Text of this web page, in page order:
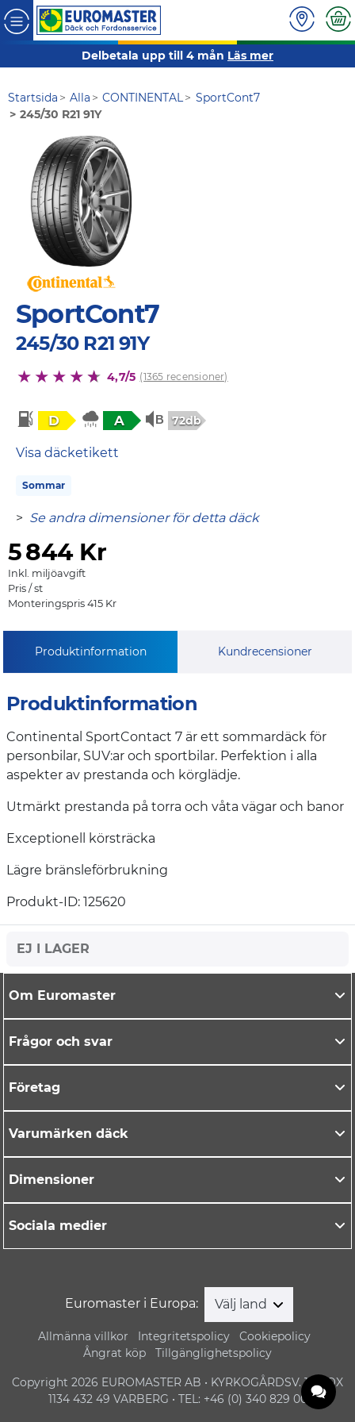
Delbetala upp till 4 mån Läs mer
Startsida Alla CONTINENTAL
SportCont7
245/30 R21 91Y
SportCont7
245/30 R21 91Y
4,7/5 (1365 recensioner)
D A 72db
Visa däcketikett
Sommar
> Se andra dimensioner för detta däck
5844 Kr
Inkl. miljöavgift
Pris / st
Monteringspris 415 Kr
Produktinformation Kundrecensioner
Produktinformation
Continental SportContact 7 är ett sommardäck för
personbilar, SUV:ar och sportbilar. Perfektion i alla
aspekter av prestanda och körglädje.
Utmärkt prestanda på torra och våta vägar och banor
Exceptionell körsträcka
Lägre bränsleförbrukning
Produkt-ID: 125620
EJ I LAGER
Om Euromaster
Frågor och svar
Företag
Varumärken däck
Dimensioner
Sociala medier
Euromaster i Europa: Välj land
Allmänna villkor Integritetspolicy
Cookiepolicy
Ångrat köp
Tillgänglighetspolicy
Copyright 2026 EUROMASTER AB • KYRKOGÅRDSV. 1 • BOX
1134 432 49 VARBERG • TEL: +46 (0) 340 829 00